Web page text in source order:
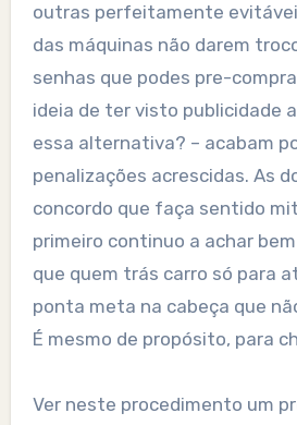
outras perfeitamente
das máquinas não darem
senhas que podes pre-
ideia de ter visto publicidade
essa alternativa? – acabam
penalizações acrescidas. As
concordo que faça sentido
primeiro continuo a achar
que quem trás carro só para
ponta meta na cabeça que
É mesmo de propósito, para
Ver neste procedimento um